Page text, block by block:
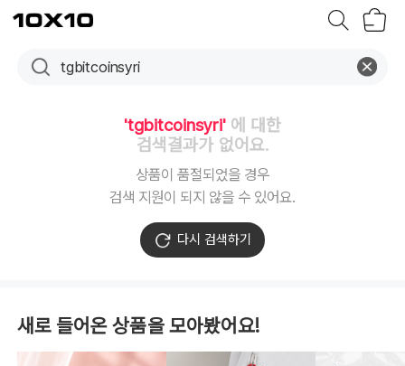
텐
바
'tgbitcoinsyri' 에 대한
검색결과가 없어요.
상품이 품절되었을 경우
검색 지원이 되지 않을 수 있어요.
다시 검색하기
새로 들어온 상품을 모아봤어요!